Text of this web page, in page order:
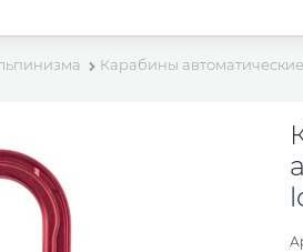
Карабины